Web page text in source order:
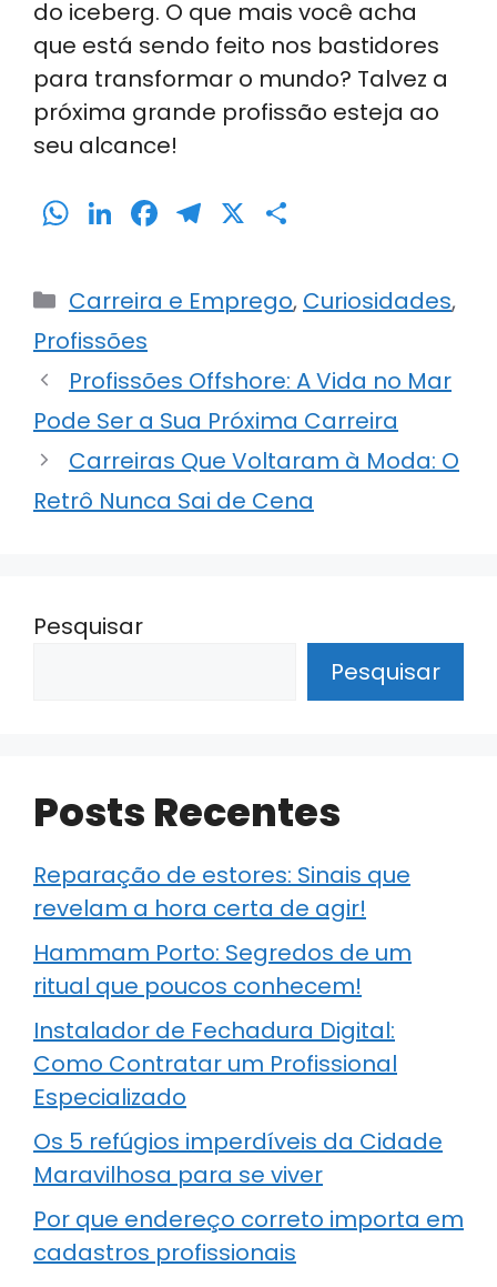
do iceberg. O que mais você acha
que está sendo feito nos bastidores
para transformar o mundo? Talvez a
próxima grande profissão esteja ao
seu alcance!
W
a
ts
A
p
p
Li
k
e
dI
n
F
c
e
o
o
k
T
e
gr
m
X
ar
e
Categorias
Carreira e Emprego, Curiosidades,
Profissões
Profissões Offshore: A Vida no Mar
Pode Ser a Sua Próxima Carreira
Carreiras Que Voltaram à Moda: O
Retrô Nunca Sai de Cena
Pesquisar
Pesquisar
Posts Recentes
Reparação de estores: Sinais que
revelam a hora certa de agir!
Hammam Porto: Segredos de um
ritual que poucos conhecem!
Instalador de Fechadura Digital:
Como Contratar um Profissional
Especializado
Os 5 refúgios imperdíveis da Cidade
Maravilhosa para se viver
Por que endereço correto importa em
cadastros profissionais